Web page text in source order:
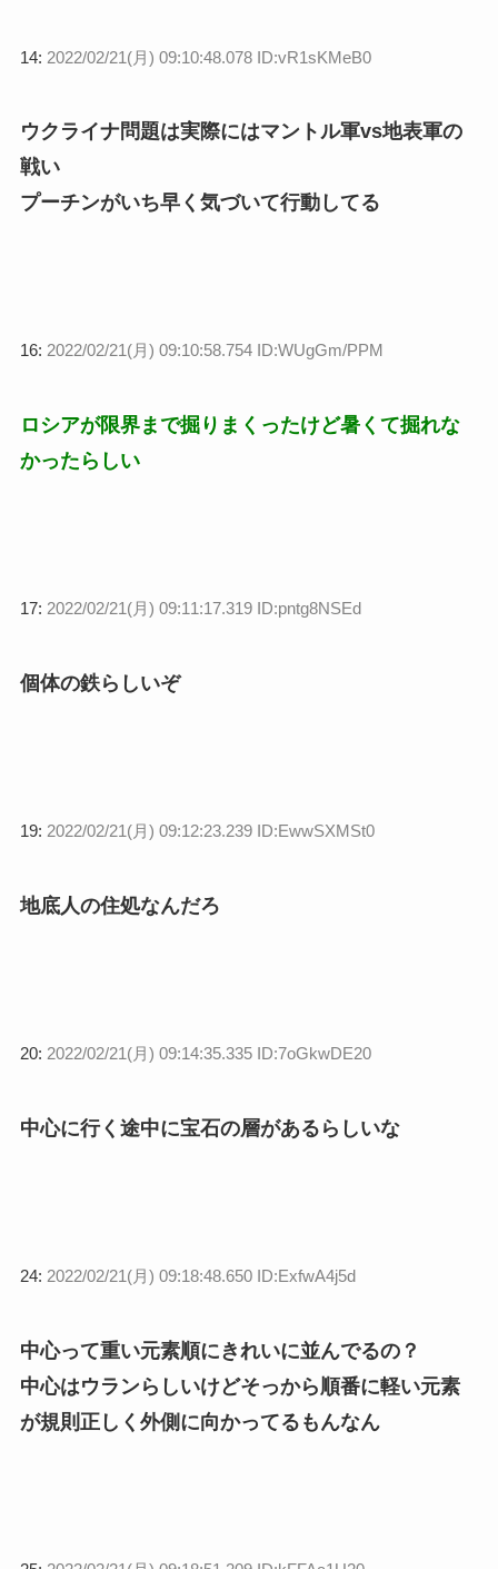
14: 2022/02/21(月) 09:10:48.078 ID:vR1sKMeB0
ウクライナ問題は実際にはマントル軍vs地表軍の
戦い
プーチンがいち早く気づいて行動してる
16: 2022/02/21(月) 09:10:58.754 ID:WUgGm/PPM
ロシアが限界まで掘りまくったけど暑くて掘れな
かったらしい
17: 2022/02/21(月) 09:11:17.319 ID:pntg8NSEd
個体の鉄らしいぞ
19: 2022/02/21(月) 09:12:23.239 ID:EwwSXMSt0
地底人の住処なんだろ
20: 2022/02/21(月) 09:14:35.335 ID:7oGkwDE20
中心に行く途中に宝石の層があるらしいな
24: 2022/02/21(月) 09:18:48.650 ID:ExfwA4j5d
中心って重い元素順にきれいに並んでるの？
中心はウランらしいけどそっから順番に軽い元素
が規則正しく外側に向かってるもんなん